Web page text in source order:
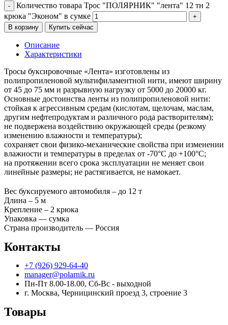
Количество товара Трос "ПОЛЯРНИК" "лента" 12 тн 2
крюка "Эконом" в сумке
В корзину Купить сейчас
Описание
Характеристики
Тросы буксировочные «Лента» изготовлены из
полипропиленовой мультифиламентной нити, имеют ширину
от 45 до 75 мм и разрывную нагрузку от 5000 до 20000 кг.
Основные достоинства ленты из полипропиленовой нити:
стойкая к агрессивным средам (кислотам, щелочам, маслам,
другим нефтепродуктам и различного рода растворителям);
не подвержена воздействию окружающей среды (резкому
изменению влажности и температуры);
сохраняет свои физико-механические свойства при изменении
влажности и температуры в пределах от -70°С до +100°С;
на протяжении всего срока эксплуатации не меняет свои
линейные размеры; не растягивается, не намокает.
Вес буксируемого автомобиля – до 12 т
Длина – 5 м
Крепление – 2 крюка
Упаковка — сумка
Страна производитель — Россия
Контакты
+7 (926) 929-64-40
manager@polarnik.ru
Пн-Пт 8.00-18.00, Сб-Вс - выходной
г. Москва, Черницинский проезд 3, строение 3
Товары